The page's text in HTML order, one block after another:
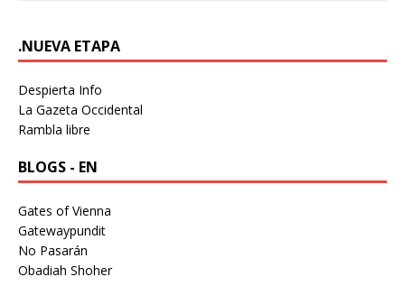
.NUEVA ETAPA
Despierta Info
La Gazeta Occidental
Rambla libre
BLOGS - EN
Gates of Vienna
Gatewaypundit
No Pasarán
Obadiah Shoher